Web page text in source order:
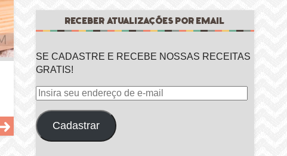
RECEBER ATUALIZAÇÕES POR EMAIL
SE CADASTRE E RECEBE NOSSAS RECEITAS
GRATIS!
Insira
endereço
de
Cadastrar